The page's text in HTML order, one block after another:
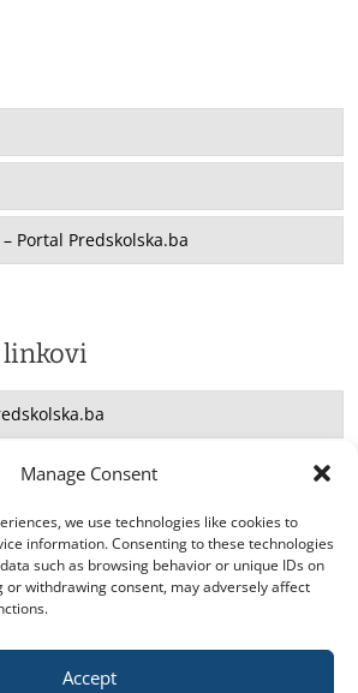
Manage Consent
we use technologies like cookies to
information. Consenting to these technologies
such as browsing behavior or unique IDs on
or withdrawing consent, may adversely affect
Accept
Portal Predskolska.ba
-om